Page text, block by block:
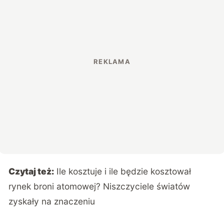
Czytaj też: Ile kosztuje i ile będzie kosztował
rynek broni atomowej? Niszczyciele światów
zyskały na znaczeniu